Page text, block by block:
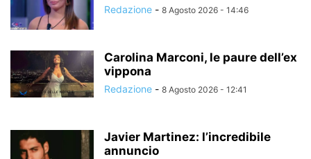
Redazione - 8 Agosto 2026 - 14:46
Carolina Marconi, le paure dell’ex
vippona
Redazione - 8 Agosto 2026 - 12:41
Javier Martinez: l’incredibile
annuncio